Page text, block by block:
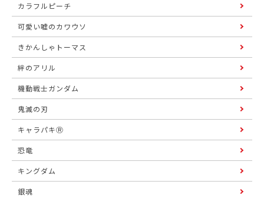
カラフルピーチ
可愛い嘘のカワウソ
きかんしゃトーマス
絆のアリル
機動戦士ガンダム
鬼滅の刃
キャラパキⓇ
恐竜
キングダム
銀魂